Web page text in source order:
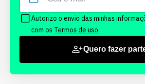
Autorizo o envio das minhas
com os Termos de uso.
Quero fazer